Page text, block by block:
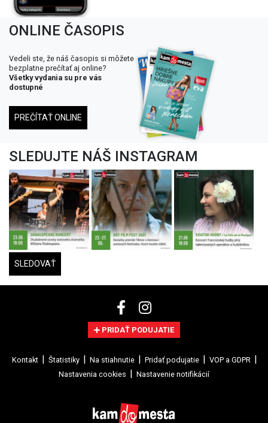
ONLINE ČASOPIS
Vedeli ste, že náš časopis si môžete
bezplatne prečítať aj online?
Všetky vydania su pre vás
dostupné
PREČÍTAŤ ONLINE
SLEDUJTE NÁŠ INSTAGRAM
SLEDOVAŤ
PRIDAŤ PODUJATIE
Kontakt Štatistiky Na stiahnutie Pridať podujatie
VOP a GDPR
Nastavenia cookies
Nastavenie notifikácií